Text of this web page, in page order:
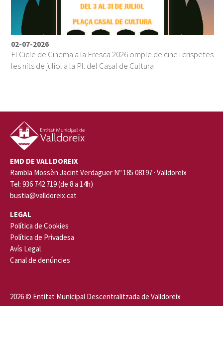
02-07-2026
El Cicle de Cinema a la Fresca 2026 omple de cine i crispetes
les nits de juliol a la Pl. del Casal de Cultura
EMD DE VALLDOREIX
Rambla Mossèn Jacint Verdaguer Nº 185 08197 · Valldoreix
Tel: 936 742 719 (de 8 a 14h)
bustia@valldoreix.cat
LEGAL
Política de Cookies
Política de Privadesa
Avís Legal
Canal de denúncies